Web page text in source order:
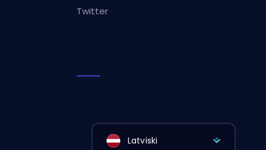
Twitter
Latviski